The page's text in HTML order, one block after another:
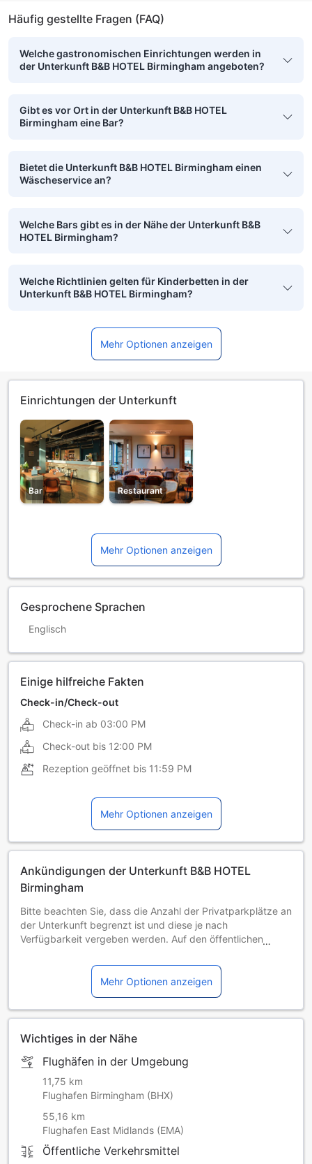
Häufig gestellte Fragen (FAQ)
Welche gastronomischen Einrichtungen werden in
der Unterkunft B&B HOTEL Birmingham angeboten?
Gibt es vor Ort in der Unterkunft B&B HOTEL
Birmingham eine Bar?
Bietet die Unterkunft B&B HOTEL Birmingham einen
Wäscheservice an?
Welche Bars gibt es in der Nähe der Unterkunft B&B
HOTEL Birmingham?
Welche Richtlinien gelten für Kinderbetten in der
Unterkunft B&B HOTEL Birmingham?
Mehr Optionen anzeigen
Einrichtungen der Unterkunft
Bar Restaurant
Mehr Optionen anzeigen
Gesprochene Sprachen
Englisch
Einige hilfreiche Fakten
Check-in/Check-out
Check-in ab 03:00 PM
Check-out bis 12:00 PM
Rezeption geöffnet bis 11:59 PM
Mehr Optionen anzeigen
Ankündigungen der Unterkunft B&B HOTEL
Birmingham
Bitte beachten Sie, dass die Anzahl der Privatparkplätze an
der Unterkunft begrenzt ist und diese je nach
Verfügbarkeit vergeben werden. Auf den öffentlichen
Sie eine Ermäßigung von 15 %.
Blindenhunde sind auf Anfrage gestattet.
Mehr Optionen anzeigen
Wichtiges in der Nähe
Flughäfen in der Umgebung
11,75 km
Flughafen Birmingham (BHX)
55,16 km
Flughafen East Midlands (EMA)
Öffentliche Verkehrsmittel